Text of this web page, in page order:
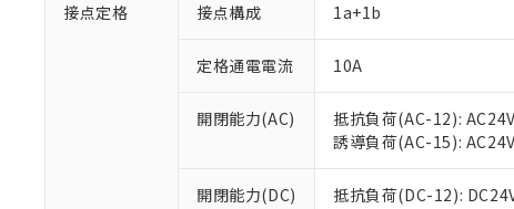
接点定格 接点構成 1a+1b
定格通電電流 10A
開閉能力(AC)
抵抗負荷(AC-12):
誘導負荷(AC-15):
開閉能力(DC)
抵抗負荷(DC-12):
ご利用条件
※1 対応状況
対応済み：EU
対応予定：EU RoHS
対応予定なし：EU
非該当品：ライセン
※1 中国